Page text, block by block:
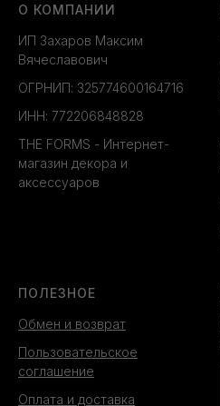
О КОМПАНИИ
ИП Захаров Максим
Вячеславович
ОГРНИП: 325774600164716
ИНН: 772206848828
THE FORMS - Интернет-
магазин декора и
аксессуаров
ПОЛЕЗНОЕ
Обмен и возврат
Пользовательское
соглашение
Оплата и доставка